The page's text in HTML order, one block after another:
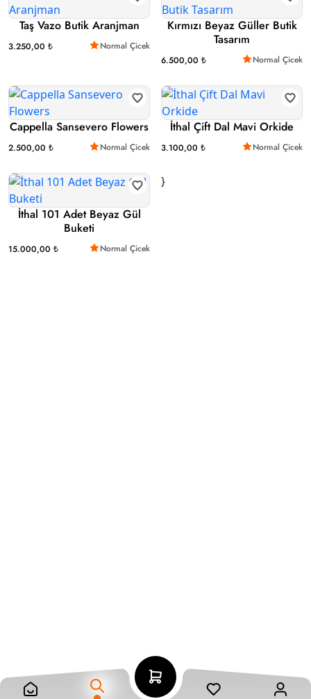
Taş Vazo Butik Aranjman
3.250,00 ₺ Normal Çicek
Kırmızı Beyaz Güller Butik
Tasarım
6.500,00 ₺ Normal Çicek
Cappella Sansevero Flowers
2.500,00 ₺ Normal Çicek
İthal Çift Dal Mavi Orkide
3.100,00 ₺ Normal Çicek
İthal 101 Adet Beyaz Gül
Buketi
15.000,00 ₺ Normal Çicek
}